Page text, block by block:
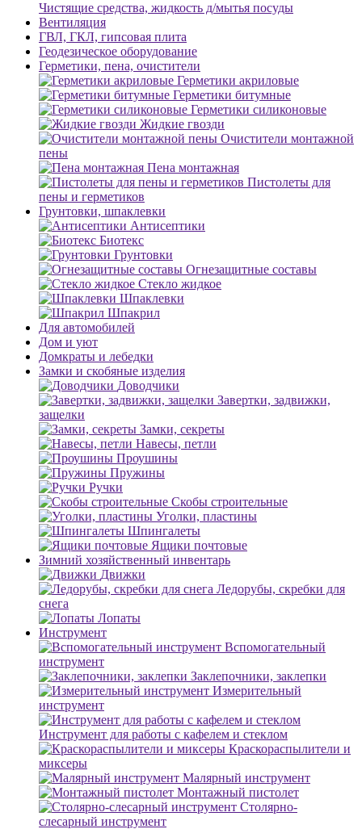
Чистящие средства, жидкость д/мытья посуды
Вентиляция
ГВЛ, ГКЛ, гипсовая плита
Геодезическое оборудование
Герметики, пена, очистители
Герметики акриловые
Герметики битумные
Герметики силиконовые
Жидкие гвозди
Очистители монтажной
пены
Пена монтажная
Пистолеты для
пены и герметиков
Грунтовки, шпаклевки
Антисептики
Биотекс
Грунтовки
Огнезащитные составы
Стекло жидкое
Шпаклевки
Шпакрил
Для автомобилей
Дом и уют
Домкраты и лебедки
Замки и скобяные изделия
Доводчики
Завертки, задвижки,
защелки
Замки, секреты
Навесы, петли
Проушины
Пружины
Ручки
Скобы строительные
Уголки, пластины
Шпингалеты
Ящики почтовые
Зимний хозяйственный инвентарь
Движки
Ледорубы, скребки для
снега
Лопаты
Инструмент
Вспомогательный
инструмент
Заклепочники, заклепки
Измерительный
инструмент
Инструмент для работы с кафелем и стеклом
Краскораспылители и
миксеры
Малярный инструмент
Монтажный пистолет
Столярно-
слесарный инструмент